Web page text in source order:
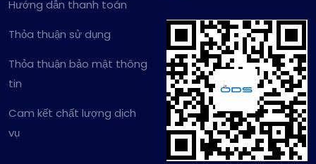
Hướng dẫn thanh toán
Thỏa thuận sử dụng
Thỏa thuận bảo mật thông
tin
Cam kết chất lượng dịch
vụ